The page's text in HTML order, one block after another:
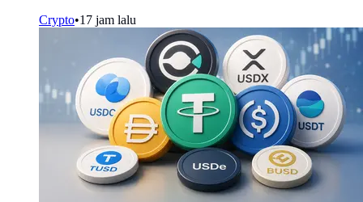
Crypto•17 jam lalu